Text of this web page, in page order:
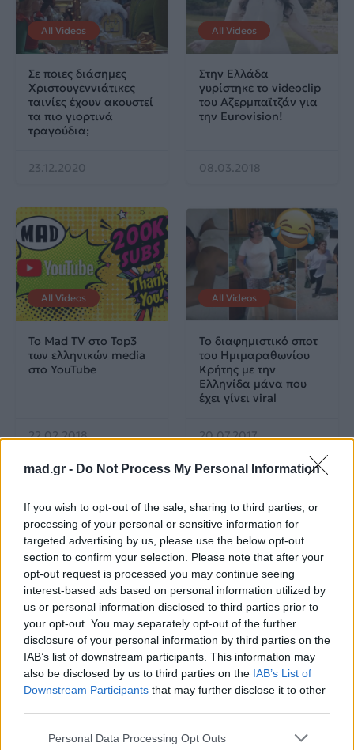
mad.gr - Do Not Process My Personal Information
If you wish to opt-out of the sale, sharing to third parties, or
processing of your personal or sensitive information for
targeted advertising by us, please use the below opt-out
section to confirm your selection. Please note that after your
opt-out request is processed you may continue seeing
interest-based ads based on personal information utilized by
us or personal information disclosed to third parties prior to
your opt-out. You may separately opt-out of the further
disclosure of your personal information by third parties on the
IAB’s list of downstream participants. This information may
also be disclosed by us to third parties on the IAB’s List of
Downstream Participants that may further disclose it to other
Personal Data Processing Opt Outs
All Videos
Σε ποιες διάσημες
Χριστουγεννιάτικες
ταινίες έχουν ακουστεί
τα πιο γιορτινά
τραγούδια;
23.12.2020
All Videos
Στην Ελλάδα
γυρίστηκε το videoclip
του Αζερμπαϊτζάν για
την Eurovision!
08.03.2018
All Videos
Το Mad TV στο Top3
των ελληνικών media
στο YouTube
22.02.2018
All Videos
Το διαφημιστικό σποτ
του Ημιμαραθωνίου
Κρήτης με την
Eλληνίδα μάνα που
έχει γίνει viral
20.07.2017
All Videos
Ο Σπύρος Σαμοΐλης
κάνει push ups!
All Videos
Survivor: Σάλος με το
βίντεο από το
αγώνισμα της
Κυριακής – Υπήρξε
παραβίαση κανόνων;